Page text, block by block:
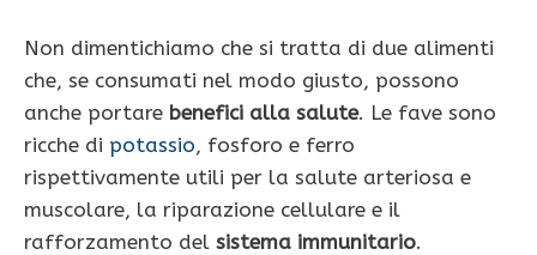
Non dimentichiamo che si tratta di due alimenti
che, se consumati nel modo giusto, possono
anche portare benefici alla salute. Le fave sono
ricche di potassio, fosforo e ferro
rispettivamente utili per la salute arteriosa e
muscolare, la riparazione cellulare e il
rafforzamento del sistema immunitario.